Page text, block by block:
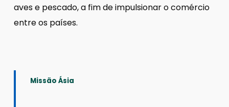
aves e pescado, a fim de impulsionar o comércio
entre os países.
Missão Ásia